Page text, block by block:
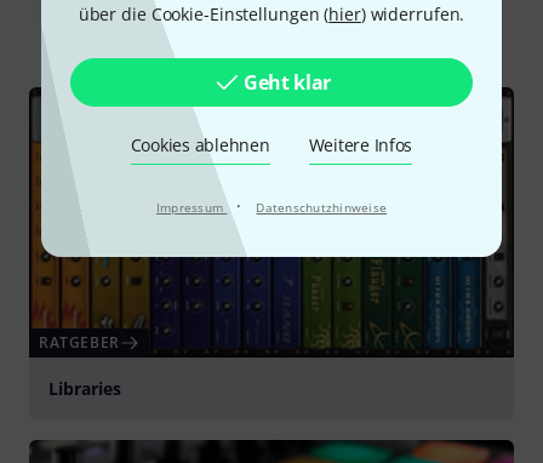
über die Cookie-Einstellungen (hier) widerrufen.
Geht klar
Cookies ablehnen Weitere Infos
Impressum · Datenschutzhinweise
Alle Ratgeber
RATGEBER
Libraries